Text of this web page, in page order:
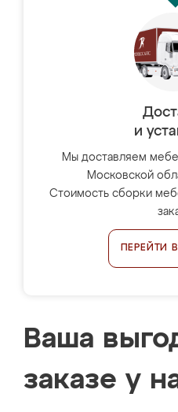
и
Мы доставляем
Московской
Стоимость сборки
ПЕРЕЙТИ
Ваша
заказе у